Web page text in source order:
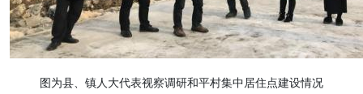
图为县、镇人大代表视察调研和平村集中居住点建设情况